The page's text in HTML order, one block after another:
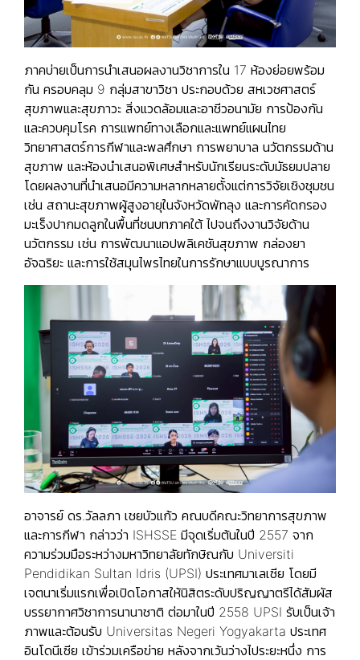
ภาคบ่ายเป็นการนำเสนอผลงานวิชาการใน 17 ห้องย่อยพร้อม
กัน ครอบคลุม 9 กลุ่มสาขาวิชา ประกอบด้วย สหเวชศาสตร์
สุขภาพและสุขภาวะ สิ่งแวดล้อมและอาชีวอนามัย การป้องกัน
และควบคุมโรค การแพทย์ทางเลือกและแพทย์แผนไทย
วิทยาศาสตร์การกีฬาและพลศึกษา การพยาบาล นวัตกรรมด้าน
สุขภาพ และห้องนำเสนอพิเศษสำหรับนักเรียนระดับมัธยมปลาย
โดยผลงานที่นำเสนอมีความหลากหลายตั้งแต่การวิจัยเชิงชุมชน
เช่น สถานะสุขภาพผู้สูงอายุในจังหวัดพัทลุง และการคัดกรอง
มะเร็งปากมดลูกในพื้นที่ชนบทภาคใต้ ไปจนถึงงานวิจัยด้าน
นวัตกรรม เช่น การพัฒนาแอปพลิเคชันสุขภาพ กล่องยา
อัจฉริยะ และการใช้สมุนไพรไทยในการรักษาแบบบูรณาการ
อาจารย์ ดร.วัลลภา เชยบัวแก้ว คณบดีคณะวิทยาการสุขภาพ
และการกีฬา กล่าวว่า ISHSSE มีจุดเริ่มต้นในปี 2557 จาก
ความร่วมมือระหว่างมหาวิทยาลัยทักษิณกับ Universiti
Pendidikan Sultan Idris (UPSI) ประเทศมาเลเซีย โดยมี
เจตนาเริ่มแรกเพื่อเปิดโอกาสให้นิสิตระดับปริญญาตรีได้สัมผัส
บรรยากาศวิชาการนานาชาติ ต่อมาในปี 2558 UPSI รับเป็นเจ้า
ภาพและต้อนรับ Universitas Negeri Yogyakarta ประเทศ
อินโดนีเซีย เข้าร่วมเครือข่าย หลังจากเว้นว่างไประยะหนึ่ง การ